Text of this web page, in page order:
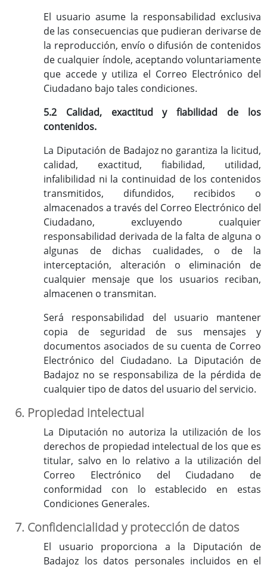
El usuario asume la responsabilidad exclusiva
de las consecuencias que pudieran derivarse de
la reproducción, envío o difusión de contenidos
de cualquier índole, aceptando voluntariamente
que accede y utiliza el Correo Electrónico del
Ciudadano bajo tales condiciones.
5.2 Calidad, exactitud y fiabilidad de los
contenidos.
La Diputación de Badajoz no garantiza la licitud,
calidad, exactitud, fiabilidad, utilidad,
infalibilidad ni la continuidad de los contenidos
transmitidos, difundidos, recibidos o
almacenados a través del Correo Electrónico del
Ciudadano, excluyendo cualquier
responsabilidad derivada de la falta de alguna o
algunas de dichas cualidades, o de la
interceptación, alteración o eliminación de
cualquier mensaje que los usuarios reciban,
almacenen o transmitan.
Será responsabilidad del usuario mantener
copia de seguridad de sus mensajes y
documentos asociados de su cuenta de Correo
Electrónico del Ciudadano. La Diputación de
Badajoz no se responsabiliza de la pérdida de
cualquier tipo de datos del usuario del servicio.
6. Propiedad intelectual
La Diputación no autoriza la utilización de los
derechos de propiedad intelectual de los que es
titular, salvo en lo relativo a la utilización del
Correo Electrónico del Ciudadano de
conformidad con lo establecido en estas
Condiciones Generales.
7. Confidencialidad y protección de datos
El usuario proporciona a la Diputación de
Badajoz los datos personales incluidos en el